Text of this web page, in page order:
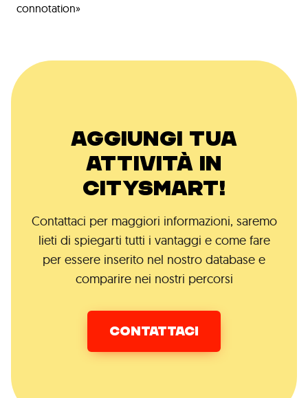
connotation»
AGGIUNGI TUA
ATTIVITÀ IN
CITYSMART!
Contattaci per maggiori informazioni, saremo
lieti di spiegarti tutti i vantaggi e come fare
per essere inserito nel nostro database e
comparire nei nostri percorsi
CONTATTACI